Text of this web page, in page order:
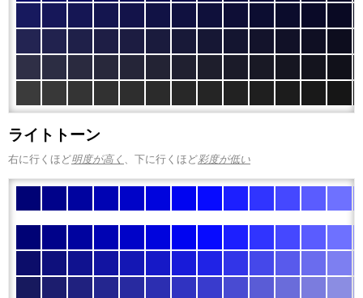
ライトトーン
右に行くほど明度が高く 、下に行くほど彩度が低い